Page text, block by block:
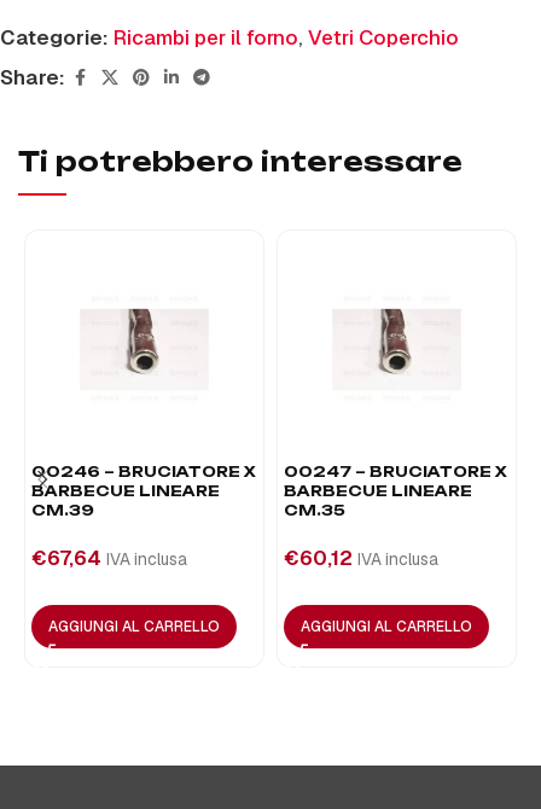
Categorie: Ricambi per il forno, Vetri Coperchio
Share:
Ti potrebbero interessare
00246 – BRUCIATORE X
BARBECUE LINEARE
CM.39
€67,64 IVA inclusa
AGGIUNGI AL CARRELLO
00247 – BRUCIATORE X
BARBECUE LINEARE
CM.35
€60,12 IVA inclusa
AGGIUNGI AL CARRELLO